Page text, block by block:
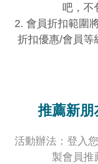
吧，不
2. 會員折扣範圍
折扣優惠/會員等
推薦新朋
活動辦法：登入
製會員推